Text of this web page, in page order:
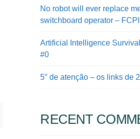
No robot will ever replace
switchboard operator –
Artificial Intelligence
#0
5″ de atenção – os links de
RECENT